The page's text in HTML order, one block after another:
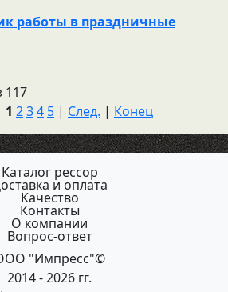
работы в праздничные
117
1 234 5 | След. | Конец
Каталог рессор
и оплата
Качество
Контакты
О компании
Вопрос-ответ
"Импресс"©
2014 - 2026 гг.